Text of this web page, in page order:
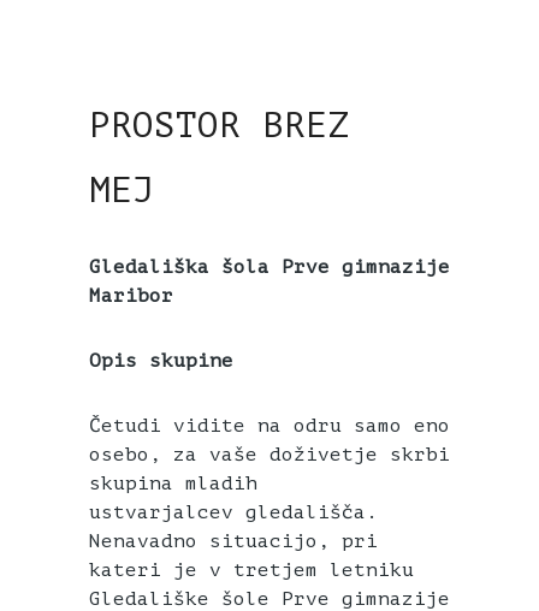
PROSTOR BREZ
MEJ
Gledališka šola Prve gimnazije
Maribor
Opis skupine
Četudi vidite na odru samo eno
osebo, za vaše doživetje skrbi
skupina mladih
ustvarjalcev gledališča.
Nenavadno situacijo, pri
kateri je v tretjem letniku
Gledališke šole Prve gimnazije